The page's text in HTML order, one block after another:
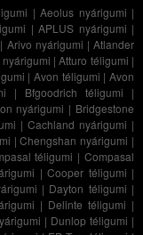
|Aeolus nyárigumi |
|APLUS nyárigumi |
| Arivo nyárigumi |Atlander
|Atturo téligumi |
|Avon téligumi |Avon
| Bfgoodrich téligumi |
nyárigumi | Bridgestone
| Cachland nyárigumi |
|Chengshan nyárigumi |
téligumi |Compasal
| Cooper téligumi |
| Dayton téligumi |
| Delinte téligumi |
| Dunlop téligumi |